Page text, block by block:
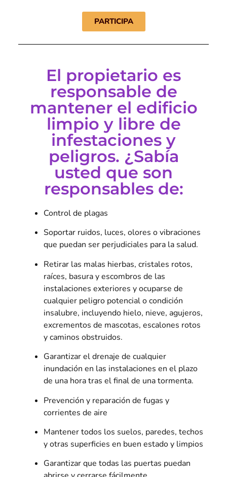
PARTICIPA
El propietario es
responsable de
mantener el edificio
limpio y libre de
infestaciones y
peligros. ¿Sabía
usted que son
responsables de:
Control de plagas
Soportar ruidos, luces, olores o vibraciones
que puedan ser perjudiciales para la salud.
Retirar las malas hierbas, cristales rotos,
raíces, basura y escombros de las
instalaciones exteriores y ocuparse de
cualquier peligro potencial o condición
insalubre, incluyendo hielo, nieve, agujeros,
excrementos de mascotas, escalones rotos
y caminos obstruidos.
Garantizar el drenaje de cualquier
inundación en las instalaciones en el plazo
de una hora tras el final de una tormenta.
Prevención y reparación de fugas y
corrientes de aire
Mantener todos los suelos, paredes, techos
y otras superficies en buen estado y limpios
Garantizar que todas las puertas puedan